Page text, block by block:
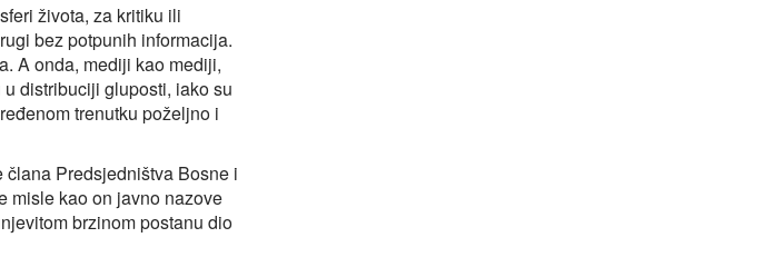
života, za kritiku ili
bez potpunih informacija.
A onda, mediji kao mediji,
distribuciji gluposti, iako su
trenutku poželjno i
Predsjedništva Bosne i
misle kao on javno nazove
brzinom postanu dio